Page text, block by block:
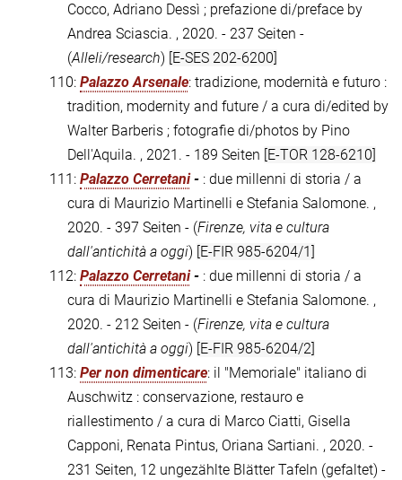
Cocco, Adriano Dessì ; prefazione di/preface by
Andrea Sciascia. , 2020. - 237 Seiten -
(Alleli/research) [E-SES 202-6200]
110: Palazzo Arsenale: tradizione, modernità e futuro :
tradition, modernity and future / a cura di/edited by
Walter Barberis ; fotografie di/photos by Pino
Dell'Aquila. , 2021. - 189 Seiten [E-TOR 128-6210]
111: Palazzo Cerretani- : due millenni di storia / a
cura di Maurizio Martinelli e Stefania Salomone. ,
2020. - 397 Seiten - (Firenze, vita e cultura
dall'antichità a oggi) [E-FIR 985-6204/1]
112: Palazzo Cerretani- : due millenni di storia / a
cura di Maurizio Martinelli e Stefania Salomone. ,
2020. - 212 Seiten - (Firenze, vita e cultura
dall'antichità a oggi) [E-FIR 985-6204/2]
113: Per non dimenticare: il "Memoriale" italiano di
Auschwitz : conservazione, restauro e
riallestimento / a cura di Marco Ciatti, Gisella
Capponi, Renata Pintus, Oriana Sartiani. , 2020. -
231 Seiten, 12 ungezählte Blätter Tafeln (gefaltet) -